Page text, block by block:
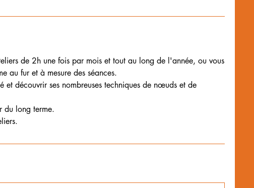
de 2h une fois par mois et tout au long de l'année, ou vous
au fur et à mesure des séances.
et découvrir ses nombreuses techniques de nœuds et de
du long terme.